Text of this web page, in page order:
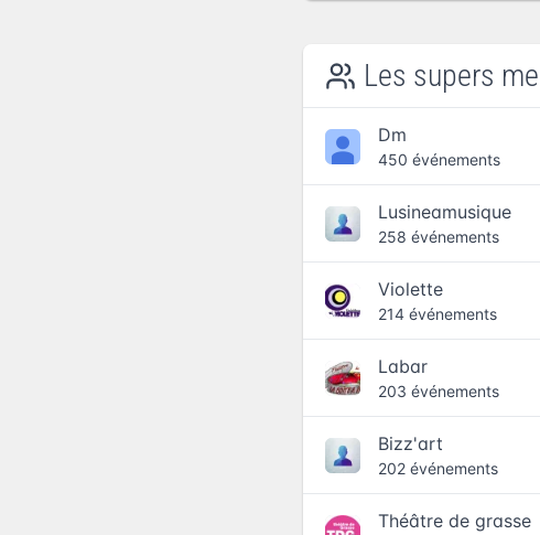
Les supers
Dm
450 événements
Lusineamusique
258 événements
Violette
214 événements
Labar
203 événements
Bizz'art
202 événements
Théâtre de grasse